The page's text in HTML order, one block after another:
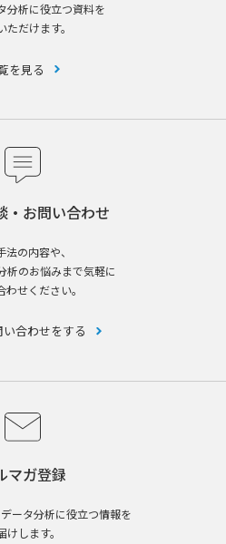
分析に役立つ資料を
ただけます。
を見る
・お問い合わせ
法の内容や、
析のお悩みまで気軽に
わせください。
合わせをする
マガ登録
ータ分析に役立つ情報を
けします。